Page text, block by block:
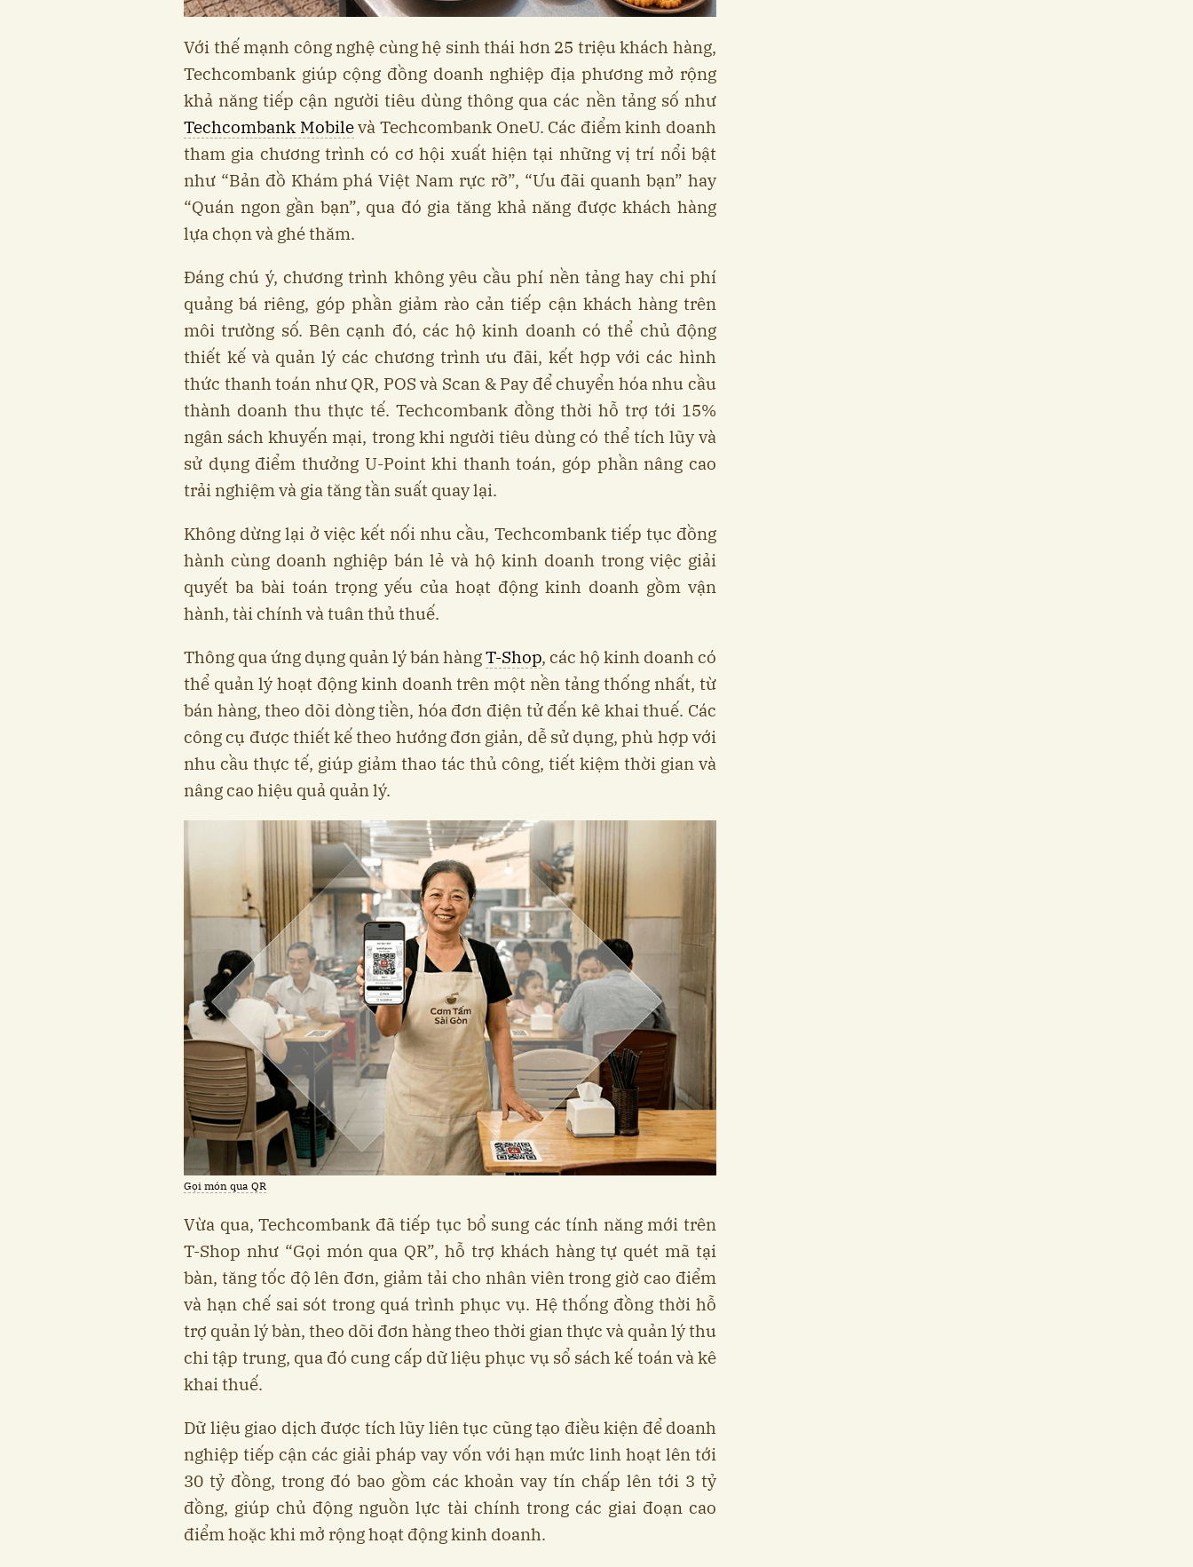
Với thế mạnh công nghệ cùng hệ sinh thái hơn 25 triệu khách hàng,
Techcombank giúp cộng đồng doanh nghiệp địa phương mở rộng
khả năng tiếp cận người tiêu dùng thông qua các nền tảng số như
Techcombank Mobilevà Techcombank OneU. Các điểm kinh doanh
tham gia chương trình có cơ hội xuất hiện tại những vị trí nổi bật
như “Bản đồ Khám phá Việt Nam rực rỡ”, “Ưu đãi quanh bạn” hay
“Quán ngon gần bạn”, qua đó gia tăng khả năng được khách hàng
lựa chọn và ghé thăm.
Đáng chú ý, chương trình không yêu cầu phí nền tảng hay chi phí
quảng bá riêng, góp phần giảm rào cản tiếp cận khách hàng trên
môi trường số. Bên cạnh đó, các hộ kinh doanh có thể chủ động
thiết kế và quản lý các chương trình ưu đãi, kết hợp với các hình
thức thanh toán như QR, POS và Scan & Pay để chuyển hóa nhu cầu
thành doanh thu thực tế. Techcombank đồng thời hỗ trợ tới 15%
ngân sách khuyến mại, trong khi người tiêu dùng có thể tích lũy và
sử dụng điểm thưởng U-Point khi thanh toán, góp phần nâng cao
trải nghiệm và gia tăng tần suất quay lại.
Không dừng lại ở việc kết nối nhu cầu, Techcombank tiếp tục đồng
hành cùng doanh nghiệp bán lẻ và hộ kinh doanh trong việc giải
quyết ba bài toán trọng yếu của hoạt động kinh doanh gồm vận
hành, tài chính và tuân thủ thuế.
Thông qua ứng dụng quản lý bán hàngT-Shop, các hộ kinh doanh có
thể quản lý hoạt động kinh doanh trên một nền tảng thống nhất, từ
bán hàng, theo dõi dòng tiền, hóa đơn điện tử đến kê khai thuế. Các
công cụ được thiết kế theo hướng đơn giản, dễ sử dụng, phù hợp với
nhu cầu thực tế, giúp giảm thao tác thủ công, tiết kiệm thời gian và
nâng cao hiệu quả quản lý.
Gọi món qua QR
Vừa qua, Techcombank đã tiếp tục bổ sung các tính năng mới trên
T-Shop như “Gọi món qua QR”, hỗ trợ khách hàng tự quét mã tại
bàn, tăng tốc độ lên đơn, giảm tải cho nhân viên trong giờ cao điểm
và hạn chế sai sót trong quá trình phục vụ. Hệ thống đồng thời hỗ
trợ quản lý bàn, theo dõi đơn hàng theo thời gian thực và quản lý thu
chi tập trung, qua đó cung cấp dữ liệu phục vụ sổ sách kế toán và kê
khai thuế.
Dữ liệu giao dịch được tích lũy liên tục cũng tạo điều kiện để doanh
nghiệp tiếp cận các giải pháp vay vốn với hạn mức linh hoạt lên tới
30 tỷ đồng, trong đó bao gồm các khoản vay tín chấp lên tới 3 tỷ
đồng, giúp chủ động nguồn lực tài chính trong các giai đoạn cao
điểm hoặc khi mở rộng hoạt động kinh doanh.